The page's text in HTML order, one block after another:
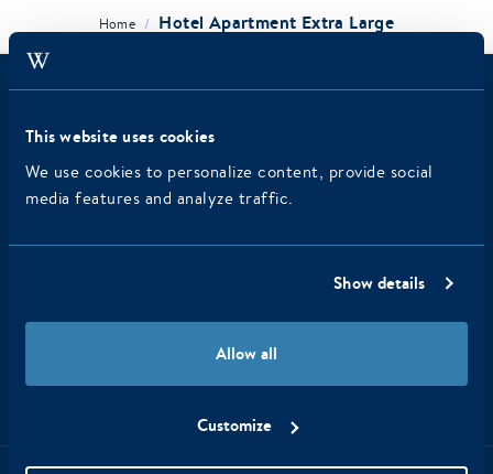
This website uses cookies
We use cookies to personalize content, provide social
media features and analyze traffic.
Show details
Allow all
Customize
Home / Hotel Apartment Extra Large
Haben Sie sich bereits für den
Newsletter registriert?
Verpassen Sie keine wichtigen Nachrichten von WestCord
Wir senden Ihnen etwa zweimal im Monat einen Newsletter zu, den
Sie jederzeit abbestellen können!